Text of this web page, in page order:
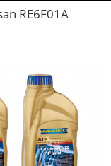
RE6F01A